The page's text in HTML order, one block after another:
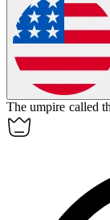
Theumpire called